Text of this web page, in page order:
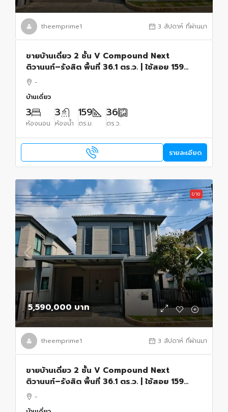
theemprime1 3 สัปดาห์ ที่ผ่านมา
ขายบ้านเดี่ยว 2 ชั้น V Compound Next
ติวานนท์–รังสิต พื้นที่ 36.1 ตร.ว. | ใช้สอย 159
ตร.ม.
-
บ้านเดี่ยว
3
ห้องนอน
3
ห้องน้ำ
159
ตร.ม.
36
ตร.ว.
รายละเอียด
ขาย
5,590,000 บาท
theemprime1 3 สัปดาห์ ที่ผ่านมา
ขายบ้านเดี่ยว 2 ชั้น V Compound Next
ติวานนท์–รังสิต พื้นที่ 36.1 ตร.ว. | ใช้สอย 159
ตร.ม.
-